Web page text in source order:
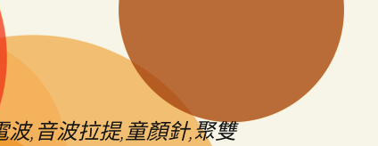
,音波拉提,童顏針,聚雙